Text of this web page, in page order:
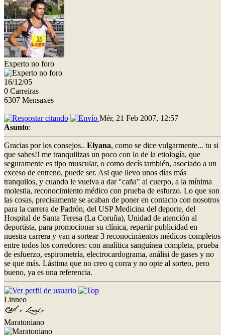
Experto no foro
16/12/05
0 Carreiras
6307 Mensaxes
Mér, 21 Feb 2007, 12:57
Asunto:
Gracias por los consejos.. Elyana, como se dice vulgarmente... tu si
que sabes!! me tranquilizas un poco con lo de la etiología, que
seguramente es tipo muscular, o como decís también, asociado a un
exceso de entreno, puede ser. Asi que llevo unos días más
tranquilos, y cuando le vuelva a dar "caña" al cuerpo, a la mínima
molestia, reconocimiento médico con prueba de esfurzo. Lo que son
las cosas, precisamente se acaban de poner en contacto con nosotros
para la carrera de Padrón, del USP Medicina del deporte, del
Hospital de Santa Teresa (La Coruña), Unidad de atención al
deportista, para promocionar su clínica, repartir publicidad en
nuestra carrera y van a sortear 3 reconocimientos médicos completos
entre todos los corredores: con analítica sanguínea completa, prueba
de esfuerzo, espirometría, electrocardograma, análisi de gases y no
se que más. Lástima que no creo q corra y no opte al sorteo, pero
bueno, ya es una referencia.
Linneo
Maratoniano